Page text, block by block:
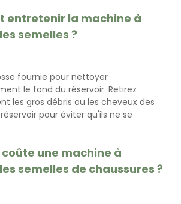
entretenir la machine à
semelles ?
fournie pour nettoyer
le fond du réservoir. Retirez
les gros débris ou les cheveux des
pour éviter qu'ils ne se
une machine à
semelles de chaussures ?